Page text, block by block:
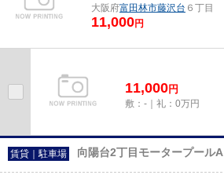
大阪府富田林市藤沢台 ６丁目
11,000円
11,000円
敷：-｜礼：0万円
賃貸｜駐車場 向陽台2丁目モータープールA